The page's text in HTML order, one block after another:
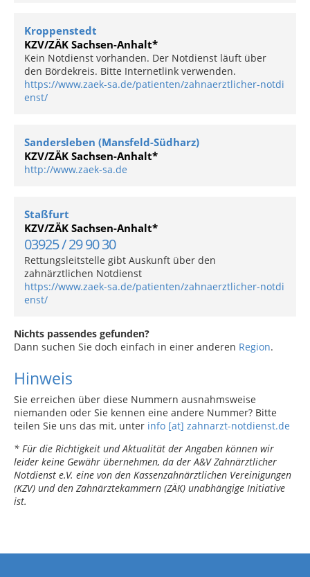
Kroppenstedt
KZV/ZÄK Sachsen-Anhalt*
Kein Notdienst vorhanden. Der Notdienst läuft über
den Bördekreis. Bitte Internetlink verwenden.
https://www.zaek-sa.de/patienten/zahnaerztlicher-notdi
enst/
Sandersleben (Mansfeld-Südharz)
KZV/ZÄK Sachsen-Anhalt*
http://www.zaek-sa.de
Staßfurt
KZV/ZÄK Sachsen-Anhalt*
03925 / 29 90 30
Rettungsleitstelle gibt Auskunft über den
zahnärztlichen Notdienst
https://www.zaek-sa.de/patienten/zahnaerztlicher-notdi
enst/
Nichts passendes gefunden?
Dann suchen Sie doch einfach in einer anderen Region.
Hinweis
Sie erreichen über diese Nummern ausnahmsweise
niemanden oder Sie kennen eine andere Nummer? Bitte
teilen Sie uns das mit, unter info [at] zahnarzt-notdienst.de
* Für die Richtigkeit und Aktualität der Angaben können wir
leider keine Gewähr übernehmen, da der A&V Zahnärztlicher
Notdienst e.V. eine von den Kassenzahnärztlichen Vereinigungen
(KZV) und den Zahnärztekammern (ZÄK) unabhängige Initiative
ist.